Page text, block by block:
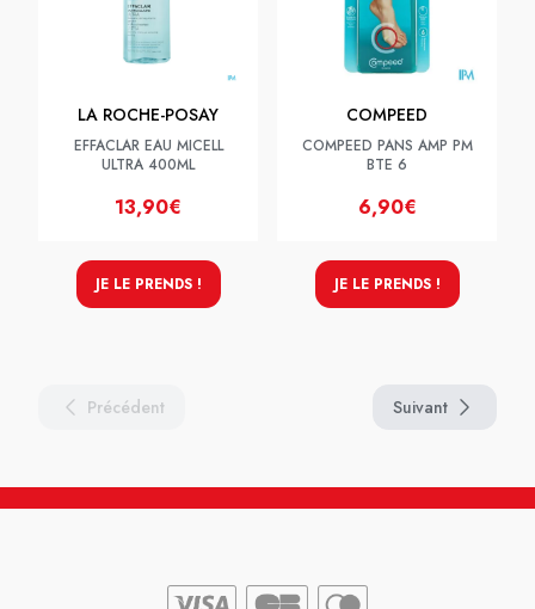
LA ROCHE-POSAY
EFFACLAR EAU MICELL
ULTRA 400ML
13,90€
JE LE PRENDS !
COMPEED
COMPEED PANS AMP PM
BTE 6
6,90€
JE LE PRENDS !
Précédent Suivant